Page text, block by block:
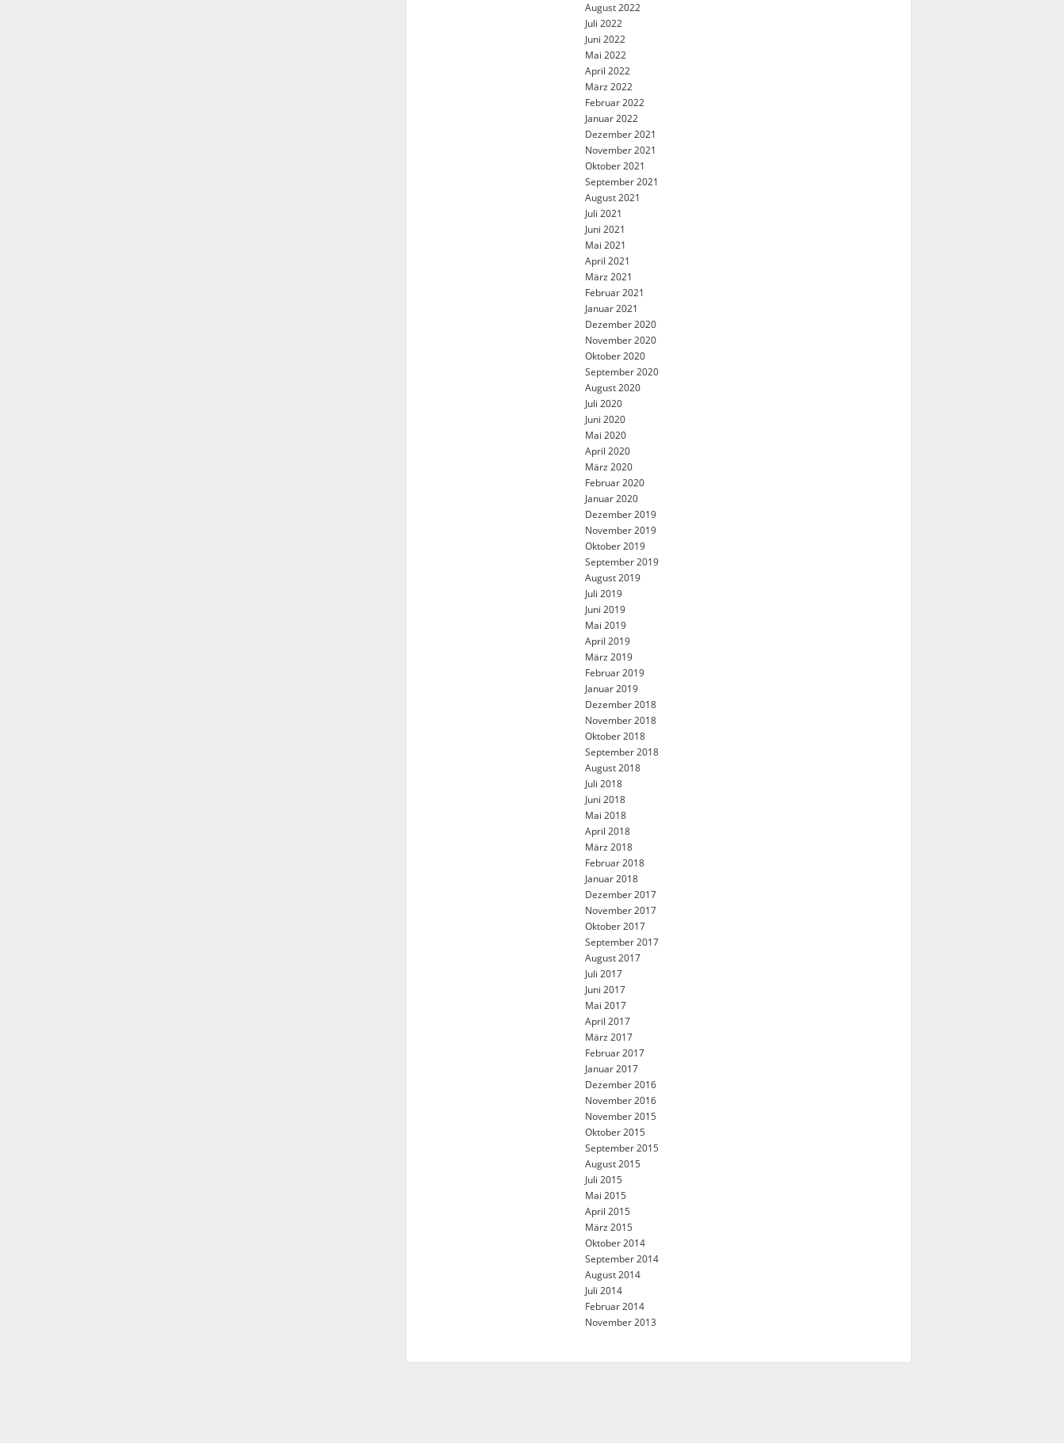
August 2022
Juli 2022
Juni 2022
Mai 2022
April 2022
März 2022
Februar 2022
Januar 2022
Dezember 2021
November 2021
Oktober 2021
September 2021
August 2021
Juli 2021
Juni 2021
Mai 2021
April 2021
März 2021
Februar 2021
Januar 2021
Dezember 2020
November 2020
Oktober 2020
September 2020
August 2020
Juli 2020
Juni 2020
Mai 2020
April 2020
März 2020
Februar 2020
Januar 2020
Dezember 2019
November 2019
Oktober 2019
September 2019
August 2019
Juli 2019
Juni 2019
Mai 2019
April 2019
März 2019
Februar 2019
Januar 2019
Dezember 2018
November 2018
Oktober 2018
September 2018
August 2018
Juli 2018
Juni 2018
Mai 2018
April 2018
März 2018
Februar 2018
Januar 2018
Dezember 2017
November 2017
Oktober 2017
September 2017
August 2017
Juli 2017
Juni 2017
Mai 2017
April 2017
März 2017
Februar 2017
Januar 2017
Dezember 2016
November 2016
November 2015
Oktober 2015
September 2015
August 2015
Juli 2015
Mai 2015
April 2015
März 2015
Oktober 2014
September 2014
August 2014
Juli 2014
Februar 2014
November 2013